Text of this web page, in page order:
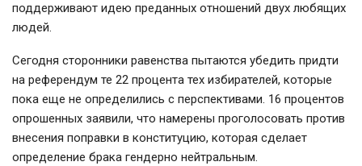
поддерживают идею преданных отношений двух любящих
людей.
Сегодня сторонники равенства пытаются убедить придти
на референдум те 22 процента тех избирателей, которые
пока еще не определились с перспективами. 16 процентов
опрошенных заявили, что намерены проголосовать против
внесения поправки в конституцию, которая сделает
определение брака гендерно нейтральным.